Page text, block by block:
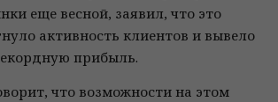
еще весной, заявил, что это
активность клиентов и вывело
прибыль.
что возможности на этом